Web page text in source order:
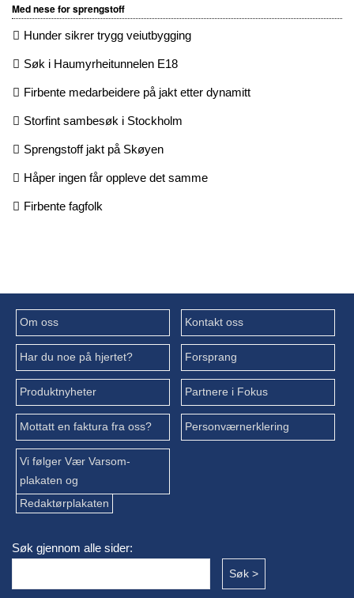
Med nese for sprengstoff
Hunder sikrer trygg veiutbygging
Søk i Haumyrheitunnelen E18
Firbente medarbeidere på jakt etter dynamitt
Storfint sambesøk i Stockholm
Sprengstoff jakt på Skøyen
Håper ingen får oppleve det samme
Firbente fagfolk
Om oss Kontakt oss
Har du noe på hjertet? Forsprang
Produktnyheter Partnere i Fokus
Mottatt en faktura fra oss? Personværnerklering
Vi følger Vær Varsom-
plakaten og
Redaktørplakaten
Søk gjennom alle sider: